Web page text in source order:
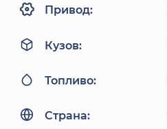
Привод:
Кузов:
Топливо:
Страна: